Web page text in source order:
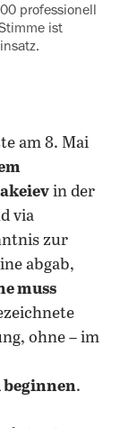
professionell
ist
am 8. Mai
in der
via
zur
abgab,
muss
ohne – im
beginnen.